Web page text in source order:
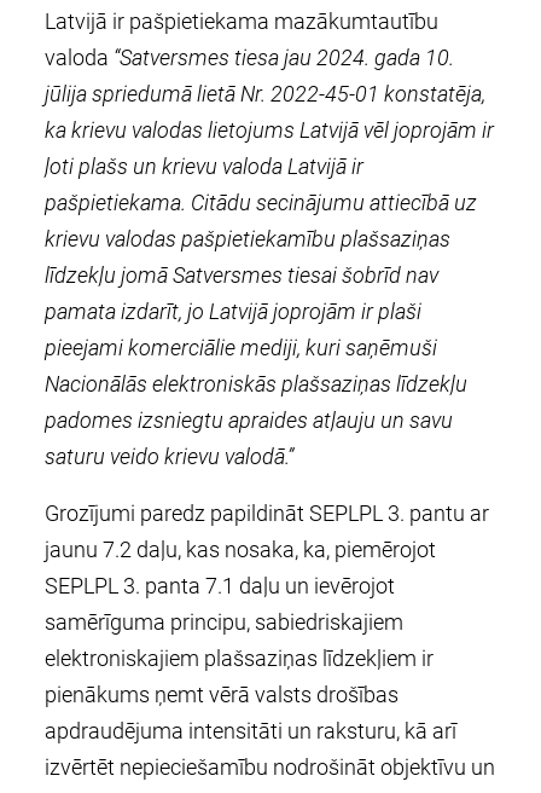
Latvijā ir pašpietiekama mazākumtautību
valoda “Satversmes tiesa jau 2024. gada 10.
jūlija spriedumā lietā Nr. 2022-45-01 konstatēja,
ka krievu valodas lietojums Latvijā vēl joprojām ir
ļoti plašs un krievu valoda Latvijā ir
pašpietiekama. Citādu secinājumu attiecībā uz
krievu valodas pašpietiekamību plašsaziņas
līdzekļu jomā Satversmes tiesai šobrīd nav
pamata izdarīt, jo Latvijā joprojām ir plaši
pieejami komerciālie mediji, kuri saņēmuši
Nacionālās elektroniskās plašsaziņas līdzekļu
padomes izsniegtu apraides atļauju un savu
saturu veido krievu valodā.”
Grozījumi paredz papildināt SEPLPL 3. pantu ar
jaunu 7.2 daļu, kas nosaka, ka, piemērojot
SEPLPL 3. panta 7.1 daļu un ievērojot
samērīguma principu, sabiedriskajiem
elektroniskajiem plašsaziņas līdzekļiem ir
pienākums ņemt vērā valsts drošības
apdraudējuma intensitāti un raksturu, kā arī
izvērtēt nepieciešamību nodrošināt objektīvu un